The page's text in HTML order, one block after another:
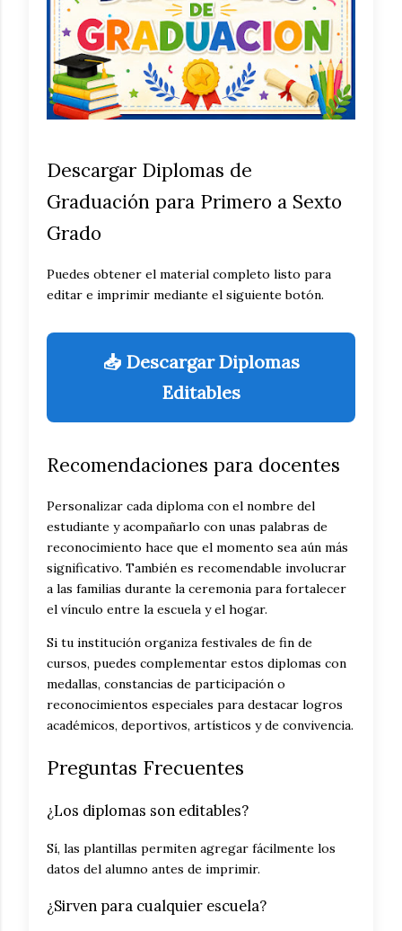
Descargar Diplomas de
Graduación para Primero a Sexto
Grado
Puedes obtener el material completo listo para
editar e imprimir mediante el siguiente botón.
📥 Descargar Diplomas
Editables
Recomendaciones para docentes
Personalizar cada diploma con el nombre del
estudiante y acompañarlo con unas palabras de
reconocimiento hace que el momento sea aún más
significativo. También es recomendable involucrar
a las familias durante la ceremonia para fortalecer
el vínculo entre la escuela y el hogar.
Si tu institución organiza festivales de fin de
cursos, puedes complementar estos diplomas con
medallas, constancias de participación o
reconocimientos especiales para destacar logros
académicos, deportivos, artísticos y de convivencia.
Preguntas Frecuentes
¿Los diplomas son editables?
Sí, las plantillas permiten agregar fácilmente los
datos del alumno antes de imprimir.
¿Sirven para cualquier escuela?